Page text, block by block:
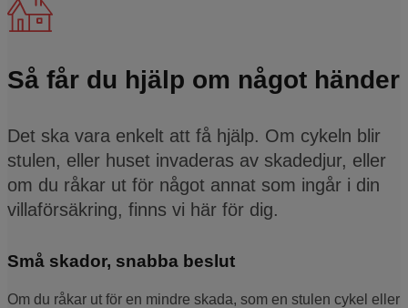
Så får du hjälp om något händer
Det ska vara enkelt att få hjälp. Om cykeln blir
stulen, eller huset invaderas av skadedjur, eller
om du råkar ut för något annat som ingår i din
villaförsäkring, finns vi här för dig.
Små skador, snabba beslut
Om du råkar ut för en mindre skada, som en stulen cykel eller